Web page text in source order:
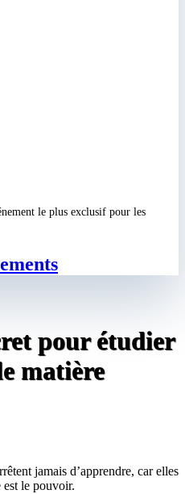
le plus exclusif pour les
pour étudier
matière
jamais d’apprendre, car elles
est le pouvoir.